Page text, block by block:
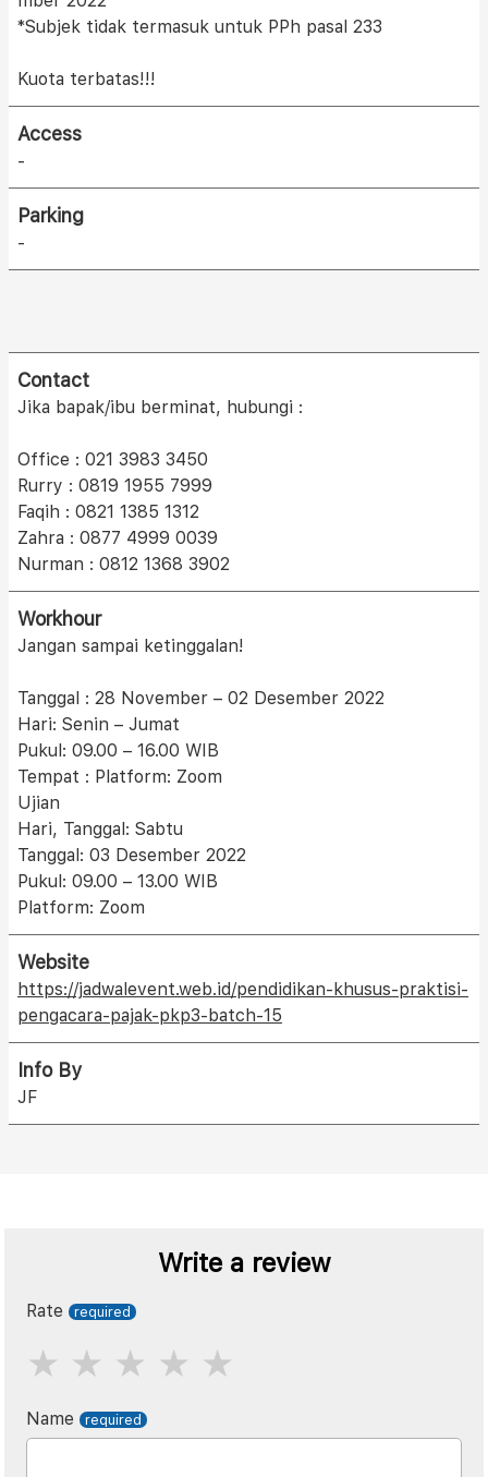
*Subjek tidak termasuk untuk PPh pasal 233
Kuota terbatas!!!
Access
-
Parking
-
Contact
Jika bapak/ibu berminat, hubungi :
Office : 021 3983 3450
Rurry : 0819 1955 7999
Faqih : 0821 1385 1312
Zahra : 0877 4999 0039
Nurman : 0812 1368 3902
Workhour
Jangan sampai ketinggalan!
Tanggal : 28 November – 02 Desember 2022
Hari: Senin – Jumat
Pukul: 09.00 – 16.00 WIB
Tempat : Platform: Zoom
Ujian
Hari, Tanggal: Sabtu
Tanggal: 03 Desember 2022
Pukul: 09.00 – 13.00 WIB
Platform: Zoom
Website
https://jadwalevent.web.id/pendidikan-khusus-praktisi-
pengacara-pajak-pkp3-batch-15
Info By
JF
Write a review
Rate
Name